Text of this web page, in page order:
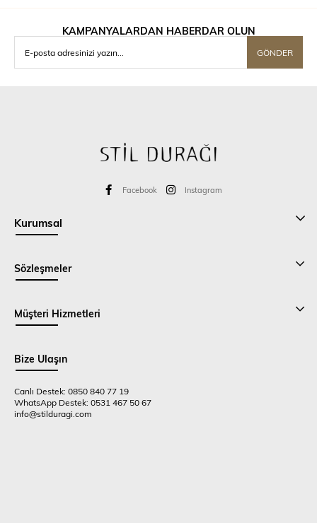
KAMPANYALARDAN HABERDAR OLUN
GÖNDER
Facebook Instagram
Kurumsal
Sözleşmeler
Müşteri Hizmetleri
Bize Ulaşın
Canlı Destek: 0850 840 77 19
WhatsApp Destek: 0531 467 50 67
info@stilduragi.com